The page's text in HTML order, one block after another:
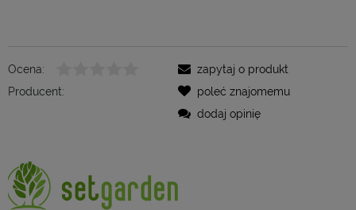
Ocena:
Producent:
zapytaj o produkt
poleć znajomemu
dodaj opinię